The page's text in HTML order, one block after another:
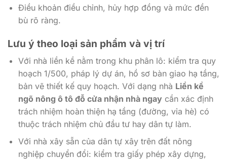
Điều khoản điều chỉnh, hủy hợp đồng và mức đền
bù rõ ràng.
Lưu ý theo loại sản phẩm và vị trí
Với nhà liền kề nằm trong khu phân lô: kiểm tra quy
hoạch 1/500, pháp lý dự án, hồ sơ bàn giao hạ tầng,
bản vẽ thiết kế quy hoạch. Với dạng nhà Liền kề
ngõ nông ô tô đỗ cửa nhận nhà ngaycần xác định
trách nhiệm hoàn thiện hạ tầng (đường, vỉa hè) có
thuộc trách nhiệm chủ đầu tư hay dân tự làm.
Với nhà xây sẵn của dân tự xây trên đất nông
nghiệp chuyển đổi: kiểm tra giấy phép xây dựng,